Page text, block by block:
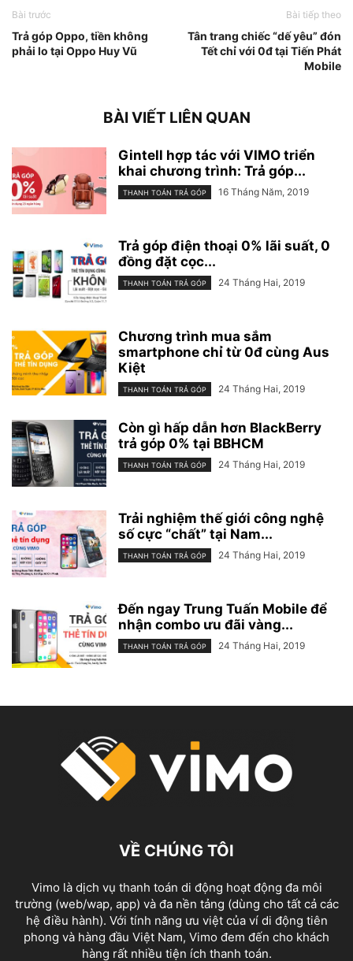
Bài trước
Trả góp Oppo, tiền không
phải lo tại Oppo Huy Vũ
Bài tiếp theo
Tân trang chiếc “dế yêu” đón
Tết chỉ với 0đ tại Tiến Phát
Mobile
BÀI VIẾT LIÊN QUAN
Gintell hợp tác với VIMO triển
khai chương trình: Trả góp...
THANH TOÁN TRẢ GÓP 16 Tháng Năm, 2019
Trả góp điện thoại 0% lãi suất, 0
đồng đặt cọc...
THANH TOÁN TRẢ GÓP 24 Tháng Hai, 2019
Chương trình mua sắm
smartphone chỉ từ 0đ cùng Aus
Kiệt
THANH TOÁN TRẢ GÓP 24 Tháng Hai, 2019
Còn gì hấp dẫn hơn BlackBerry
trả góp 0% tại BBHCM
THANH TOÁN TRẢ GÓP 24 Tháng Hai, 2019
Trải nghiệm thế giới công nghệ
số cực “chất” tại Nam...
THANH TOÁN TRẢ GÓP 24 Tháng Hai, 2019
Đến ngay Trung Tuấn Mobile để
nhận combo ưu đãi vàng...
THANH TOÁN TRẢ GÓP 24 Tháng Hai, 2019
VỀ CHÚNG TÔI
Vimo là dịch vụ thanh toán di động hoạt động đa môi
trường (web/wap, app) và đa nền tảng (dùng cho tất cả các
hệ điều hành). Với tính năng ưu việt của ví di động tiên
phong và hàng đầu Việt Nam, Vimo đem đến cho khách
hàng rất nhiều tiện ích thanh toán.